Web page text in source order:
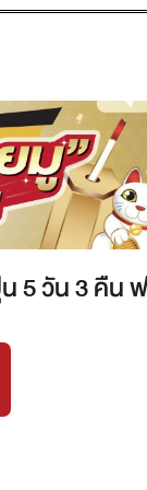
5 วัน 3 คืน